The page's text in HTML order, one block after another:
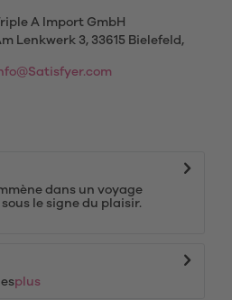
A Import GmbH
Lenkwerk 3, 33615 Bielefeld,
dans un voyage
le signe du plaisir.
plus